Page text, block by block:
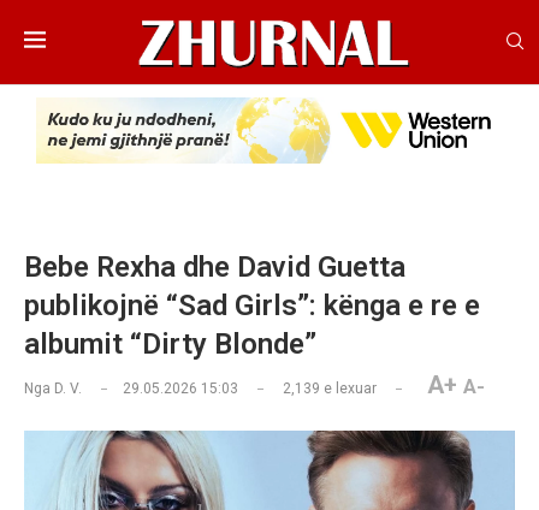
Bebe Rexha dhe David Guetta
publikojnë “Sad Girls”: kënga e re e
albumit “Dirty Blonde”
Nga D. V. 29.05.2026 15:03 2,139 e lexuar A+ A-